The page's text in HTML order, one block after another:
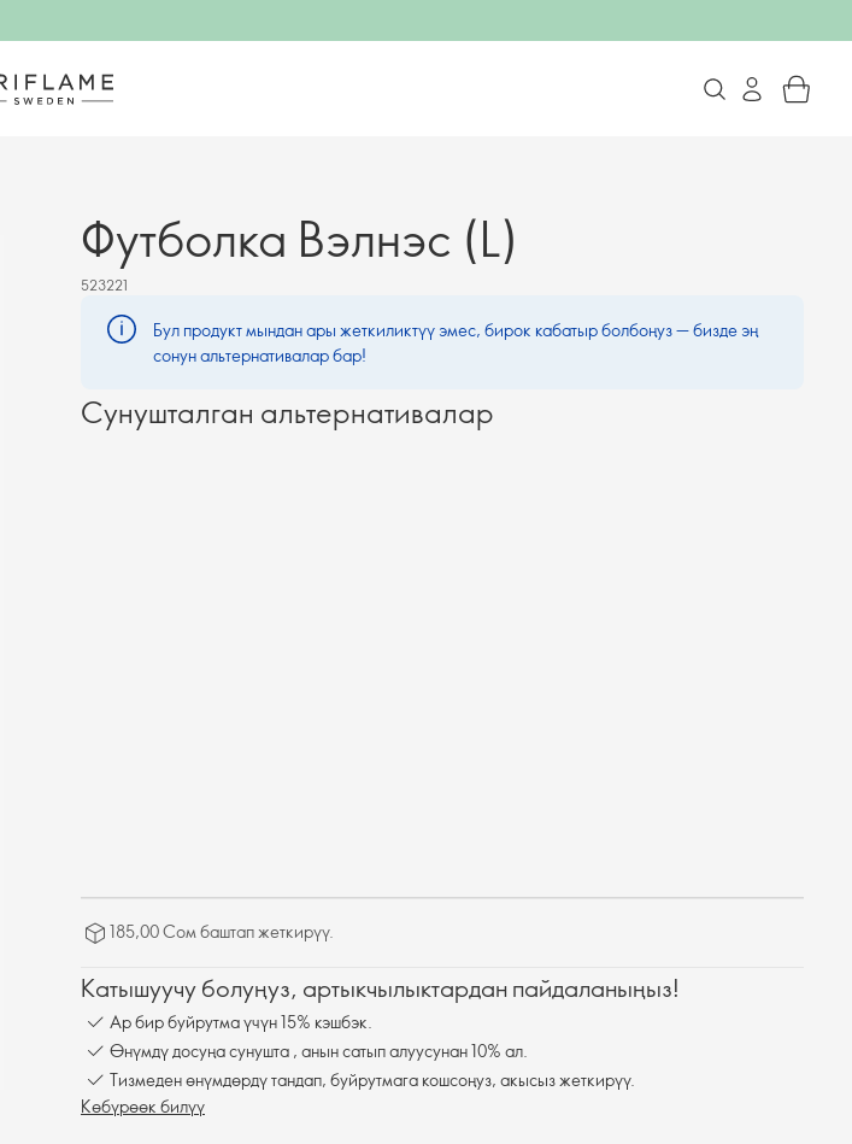
Футболка Вэлнэс (L)
523221
Бул продукт мындан ары жеткиликтүү эмес, бирок кабатыр болбоңуз — бизде эң
сонун альтернативалар бар!
Сунушталган альтернативалар
185,00 Сом баштап жеткирүү.
Катышуучу болуңуз, артыкчылыктардан пайдаланыңыз!
Ар бир буйрутма үчүн 15% кэшбэк.
Өнүмдү досуңа сунушта , анын сатып алуусунан 10% ал.
Тизмеден өнүмдөрдү тандап, буйрутмага кошсоңуз, акысыз жеткирүү.
Көбүрөөк билүү